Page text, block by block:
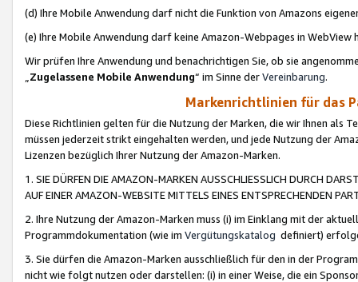
(d) Ihre Mobile Anwendung darf nicht die Funktion von Amazons
(e) Ihre Mobile Anwendung darf keine Amazon-Webpages in WebView
Wir prüfen Ihre Anwendung und benachrichtigen Sie, ob sie
„Zugelassene Mobile Anwendung“ im Sinne derVereinbarung.
Markenrichtlinien für das
Diese Richtlinien gelten für die Nutzung der Marken, die wir Ihnen als
müssen jederzeit strikt eingehalten werden, und jede Nutzung der
Lizenzen bezüglich Ihrer Nutzung der Amazon-Marken.
1. SIE DÜRFEN DIE AMAZON-MARKEN AUSSCHLIESSLICH DURCH
AUF EINER AMAZON-WEBSITE MITTELS EINES ENTSPRECHENDEN
2. Ihre Nutzung der Amazon-Marken muss (i) im Einklang mit der
Programmdokumentation (wie im Vergütungskatalog definiert)
3. Sie dürfen die Amazon-Marken ausschließlich für den in der
nicht wie folgt nutzen oder darstellen: (i) in einer Weise, die ein